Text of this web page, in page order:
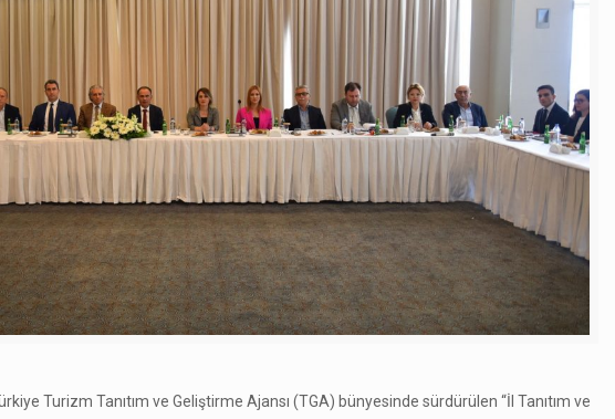
Turizm Tanıtım ve Geliştirme Ajansı (TGA) bünyesinde sürdürülen “İl Tanıtım ve